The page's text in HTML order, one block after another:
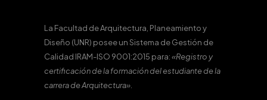
La Facultad de Arquitectura, Planeamiento y
Diseño (UNR) posee un Sistema de Gestión de
Calidad IRAM-ISO 9001:2015 para:«Registro y
certificación de la formación del estudiante de la
carrera de Arquitectura».